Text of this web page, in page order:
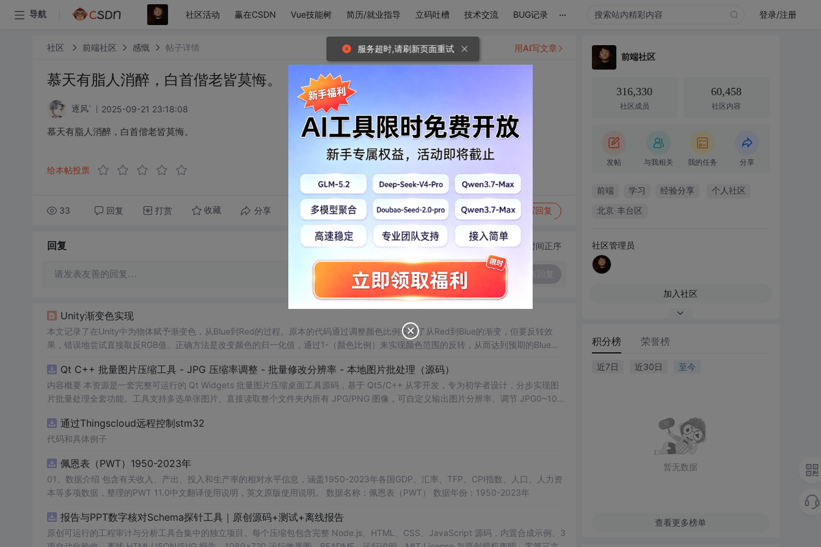
导航 社区活动 赢在CSDN Vue技能树 简历/就业指导 立码吐槽 技术交流 BUG记录 ... 登录/注册
社区 前端社区 感慨 帖子详情
慕天有脂人消醉，白首偕老皆莫悔。
逐风` 2025-09-21 23:18:08
慕天有脂人消醉，白首偕老皆莫悔。
给本帖投票
33 回复 打赏 收藏 分享 转发到动态 举报 写回复
用AI写文章
回复 切换为时间正序
请发表友善的回复…
Unity渐变色实现
本文记录了在Unity中为物体赋予渐变色，从Blue到Red的过程。原本的代码通过调整颜色比例实现了从Red到Blue的渐变，但要反转效
果，错误地尝试直接取反RGB值。正确方法是改变颜色的归一化值，通过1-（颜色比例）来实现颜色范围的反转，从而达到预期的Blue到R
Qt C++ 批量图片压缩工具 - JPG 压缩率调整 - 批量修改分辨率 - 本地图片批处理（源码）
内容概要 本资源是一套完整可运行的 Qt Widgets 批量图片压缩桌面工具源码，基于 Qt5/C++ 从零开发，专为初学者设计，分步实现图
片批量处理全套功能。工具支持多选单张图片、直接读取整个文件夹内所有 JPG/PNG 图像，可自定义输出图片分辨率、调节 JPG0~100
示压缩效果。 适用人群 Qt/C++ 零基础初学者，学习 QImage 图像绘图、文件目录遍历、UI 交互开发； 需要本地批量处理图片的办公、
设计、自媒体从业者； 想要学习图片缩放、JPG 压缩、本地文件 IO、进度条交互的开发学习者。 使用场景 自媒体批量压缩配图，降低图
QImage 缩放保存、QSlider 参数联动、批量循环界面防卡顿、文件大小格式化转换全套 Qt 图像开发实战案例。 工具核心功能清单 双模
式导入图片：手动多选单张图片 / 一键读取整个文件夹全部图片； 自定义输出宽高分辨率，支持锁定原始宽高比，避免图片拉伸变形； 滑
块调节 JPG 压缩质量 0~100，平衡图片清晰度与文件占用大小； 自定义输出保存目录，批量生成压缩后的图片文件； 实时进度条展示处
数、成功数量、单张大小对比、整体压缩节省空间比例； 完整模块化代码，功能拆分清晰，每段代码附带详细注释，新手可分步拆解学
习。 其他说明 开发环境：Qt Creator + Qt5.15 MSVC，Windows 平台可直接编译运行； 源码结构清晰，功能
通过Thingscloud远程控制stm32
代码和具体例子
佩恩表（PWT）1950-2023年
01、数据介绍 包含有关收入、产出、投入和生产率的相对水平信息，涵盖1950-2023年各国GDP、汇率、TFP、CPI指数、人口、人力资
本等多项数据，整理的PWT 11.0中文翻译使用说明，英文原版使用说明。 数据名称：佩恩表（PWT） 数据年份：1950-2023年
报告与PPT数字核对Schema探针工具｜原创源码+测试+离线报告
原创可运行的工程审计与分析工具合集中的独立项目。每个压缩包包含完整 Node.js、HTML、CSS、JavaScript 源码，内置合成示例、3
前端社区
316,330
社区成员
60,458
社区内容
发帖 与我相关 我的任务 分享
前端 学习 经验分享 个人社区
北京·丰台区
社区管理员
加入社区
积分榜 荣誉榜
近7日 近30日 至今
暂无数据
查看更多榜单
服务超时,请刷新页面重试